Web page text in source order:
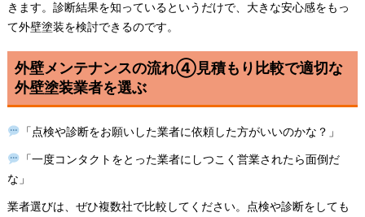
きます。診断結果を知っているというだけで、大きな安心感をもっ
て外壁塗装を検討できるのです。
外壁メンテナンスの流れ④見積もり比較で適切な
外壁塗装業者を選ぶ
「点検や診断をお願いした業者に依頼した方がいいのかな？」
「一度コンタクトをとった業者にしつこく営業されたら面倒だ
な」
業者選びは、ぜひ複数社で比較してください。点検や診断をしても